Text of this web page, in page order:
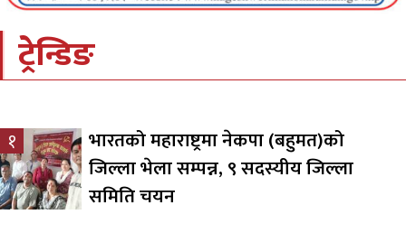
ट्रेन्डिङ
१
भारतको महाराष्ट्रमा नेकपा (बहुमत)को
जिल्ला भेला सम्पन्न, ९ सदस्यीय जिल्ला
समिति चयन